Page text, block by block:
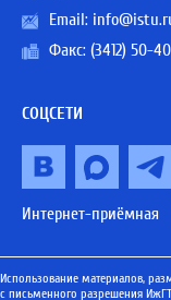
Email:
Факс: (3412) 50-
СОЦСЕТИ
Интернет-приёмная
Использование материалов,
с письменного разрешения